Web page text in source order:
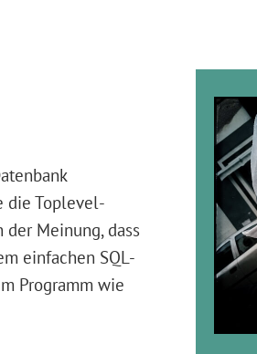
die Toplevel-
Meinung, dass
einfachen SQL-
Programm wie